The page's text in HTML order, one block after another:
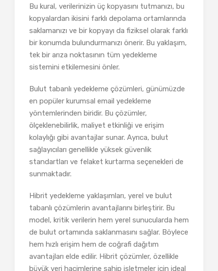
Bu kural, verilerinizin üç kopyasını tutmanızı, bu
kopyalardan ikisini farklı depolama ortamlarında
saklamanızı ve bir kopyayı da fiziksel olarak farklı
bir konumda bulundurmanızı önerir. Bu yaklaşım,
tek bir arıza noktasının tüm yedekleme
sistemini etkilemesini önler.
Bulut tabanlı yedekleme çözümleri, günümüzde
en popüler kurumsal email yedekleme
yöntemlerinden biridir. Bu çözümler,
ölçeklenebilirlik, maliyet etkinliği ve erişim
kolaylığı gibi avantajlar sunar. Ayrıca, bulut
sağlayıcıları genellikle yüksek güvenlik
standartları ve felaket kurtarma seçenekleri de
sunmaktadır.
Hibrit yedekleme yaklaşımları, yerel ve bulut
tabanlı çözümlerin avantajlarını birleştirir. Bu
model, kritik verilerin hem yerel sunucularda hem
de bulut ortamında saklanmasını sağlar. Böylece
hem hızlı erişim hem de coğrafi dağıtım
avantajları elde edilir. Hibrit çözümler, özellikle
büyük veri hacimlerine sahip işletmeler için ideal